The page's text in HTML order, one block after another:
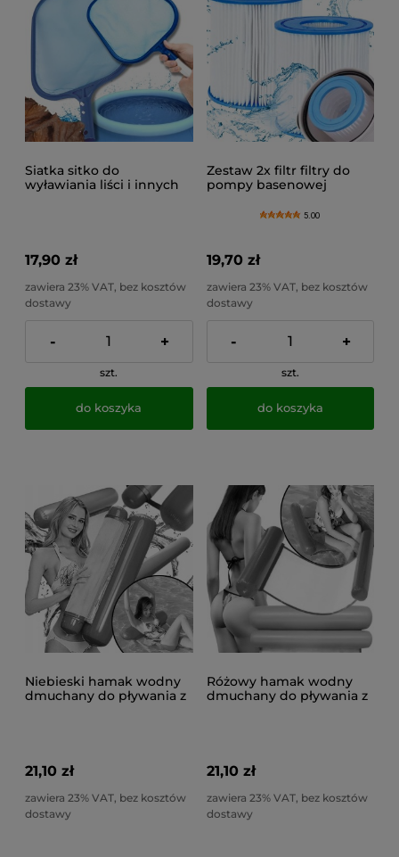
Siatka sitko do
wyławiania liści i innych
17,90 zł
zawiera 23% VAT, bez kosztów
dostawy
- +
szt.
do koszyka
Zestaw 2x filtr filtry do
pompy basenowej
komplet 2 sztuki5.00
19,70 zł
zawiera 23% VAT, bez kosztów
dostawy
- +
szt.
do koszyka
Niebieski hamak wodny
dmuchany do pływania z
21,10 zł
zawiera 23% VAT, bez kosztów
dostawy
Różowy hamak wodny
dmuchany do pływania z
21,10 zł
zawiera 23% VAT, bez kosztów
dostawy